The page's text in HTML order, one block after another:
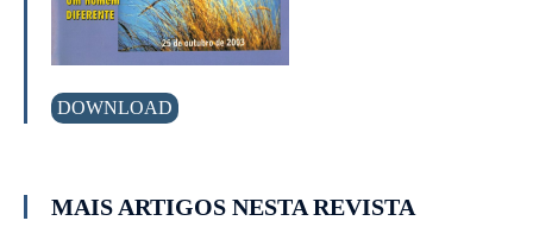
DOWNLOAD
MAIS ARTIGOS NESTA REVISTA